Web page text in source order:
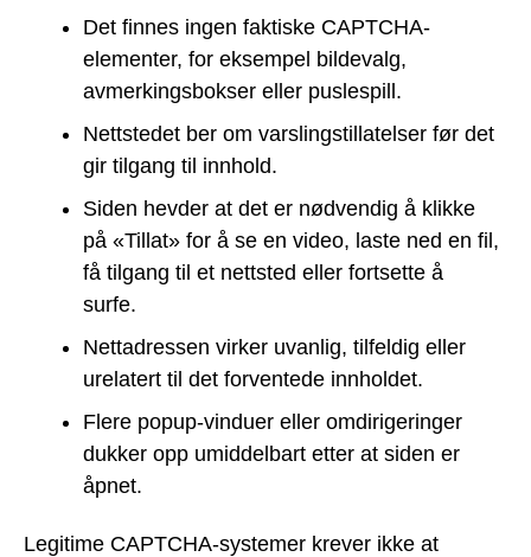
Det finnes ingen faktiske CAPTCHA-
elementer, for eksempel bildevalg,
avmerkingsbokser eller puslespill.
Nettstedet ber om varslingstillatelser før det
gir tilgang til innhold.
Siden hevder at det er nødvendig å klikke
på «Tillat» for å se en video, laste ned en fil,
få tilgang til et nettsted eller fortsette å
surfe.
Nettadressen virker uvanlig, tilfeldig eller
urelatert til det forventede innholdet.
Flere popup-vinduer eller omdirigeringer
dukker opp umiddelbart etter at siden er
åpnet.
Legitime CAPTCHA-systemer krever ikke at